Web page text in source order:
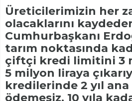
Üreticilerimizin her
olacaklarını
Cumhurbaşkanı
tarım noktasında
çiftçi kredi limitini 3
5 milyon liraya
kredilerinde 2 yıl ana
ödemesiz, 10 yıla